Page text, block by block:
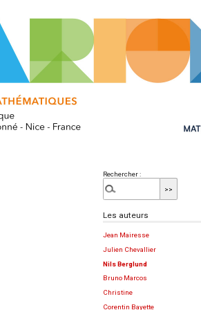
Rechercher :
Les auteurs
Jean Mairesse
Julien Chevallier
Nils Berglund
Bruno Marcos
Christine
Corentin Bayette